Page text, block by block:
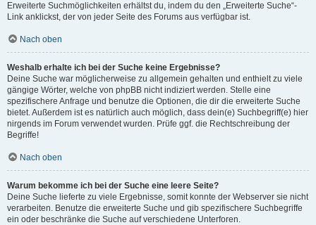
Erweiterte Suchmöglichkeiten erhältst du, indem du den „Erweiterte Suche“-
Link anklickst, der von jeder Seite des Forums aus verfügbar ist.
Nach oben
Weshalb erhalte ich bei der Suche keine Ergebnisse?
Deine Suche war möglicherweise zu allgemein gehalten und enthielt zu viele
gängige Wörter, welche von phpBB nicht indiziert werden. Stelle eine
spezifischere Anfrage und benutze die Optionen, die dir die erweiterte Suche
bietet. Außerdem ist es natürlich auch möglich, dass dein(e) Suchbegriff(e) hier
nirgends im Forum verwendet wurden. Prüfe ggf. die Rechtschreibung der
Begriffe!
Nach oben
Warum bekomme ich bei der Suche eine leere Seite?
Deine Suche lieferte zu viele Ergebnisse, somit konnte der Webserver sie nicht
verarbeiten. Benutze die erweiterte Suche und gib spezifischere Suchbegriffe
ein oder beschränke die Suche auf verschiedene Unterforen.